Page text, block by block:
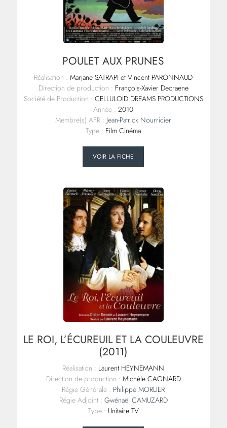
POULET AUX PRUNES
Réalisation : Marjane SATRAPI et Vincent PARONNAUD
Direction de production : François-Xavier Decraene
Société de Production : CELLULOID DREAMS PRODUCTIONS
Année : 2010
Membre(s) AFR : Jean-Patrick Nourricier
Type : Film Cinéma
VOIR LA FICHE
LE ROI, L’ÉCUREUIL ET LA COULEUVRE
(2011)
Réalisation : Laurent HEYNEMANN
Direction de production : Michèle CAGNARD
Régie Générale : Philippe MORLIER
Régie Adjoint : Gwénaël CAMUZARD
Type : Unitaire TV